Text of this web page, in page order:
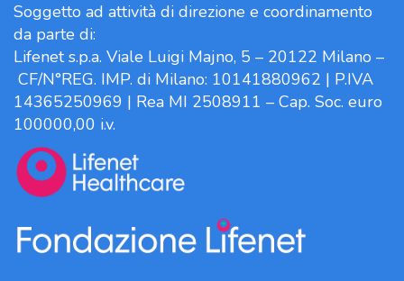
Soggetto ad attività di direzione e coordinamento
da parte di:
Lifenet s.p.a. Viale Luigi Majno, 5 – 20122 Milano –
CF/N°REG. IMP. di Milano: 10141880962 | P.IVA
14365250969 | Rea MI 2508911 – Cap. Soc. euro
100000,00 i.v.